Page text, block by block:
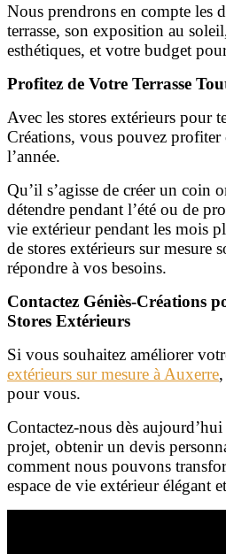
Nous prendrons en compte les
terrasse, son exposition au
esthétiques, et votre budget
Profitez de Votre Terrasse
Avec les stores extérieurs pour
Créations, vous pouvez profiter
l’année.
Qu’il s’agisse de créer un coin
détendre pendant l’été ou de
vie extérieur pendant les mois
de stores extérieurs sur mesure
répondre à vos besoins.
Contactez Géniès-Créations
Stores Extérieurs
Si vous souhaitez améliorer
extérieurs sur mesure à Auxerre
pour vous.
Contactez-nous dès
projet, obtenir un devis
comment nous pouvons
espace de vie extérieur élégant